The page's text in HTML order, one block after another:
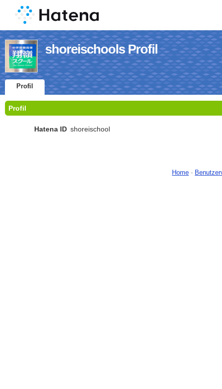
shoreischools Profil
Profil
Profil
Hatena ID shoreischool
Home -